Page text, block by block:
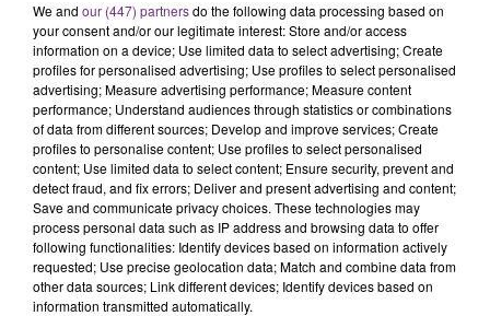
BRUNO MARS
I Just Might
TEDDY SWIMS
Mr Know It All
6h32
6h32 6h28
6h28
We and our (447) partnersdo the following data processing based on
your consent and/or our legitimate interest: Store and/or access
information on a device; Use limited data to select advertising; Create
profiles for personalised advertising; Use profiles to select personalised
advertising; Measure advertising performance; Measure content
performance; Understand audiences through statistics or combinations
of data from different sources; Develop and improve services; Create
profiles to personalise content; Use profiles to select personalised
content; Use limited data to select content; Ensure security, prevent and
detect fraud, and fix errors; Deliver and present advertising and content;
Save and communicate privacy choices. These technologies may
process personal data such as IP address and browsing data to offer
following functionalities: Identify devices based on information actively
requested; Use precise geolocation data; Match and combine data from
other data sources; Link different devices; Identify devices based on
information transmitted automatically.